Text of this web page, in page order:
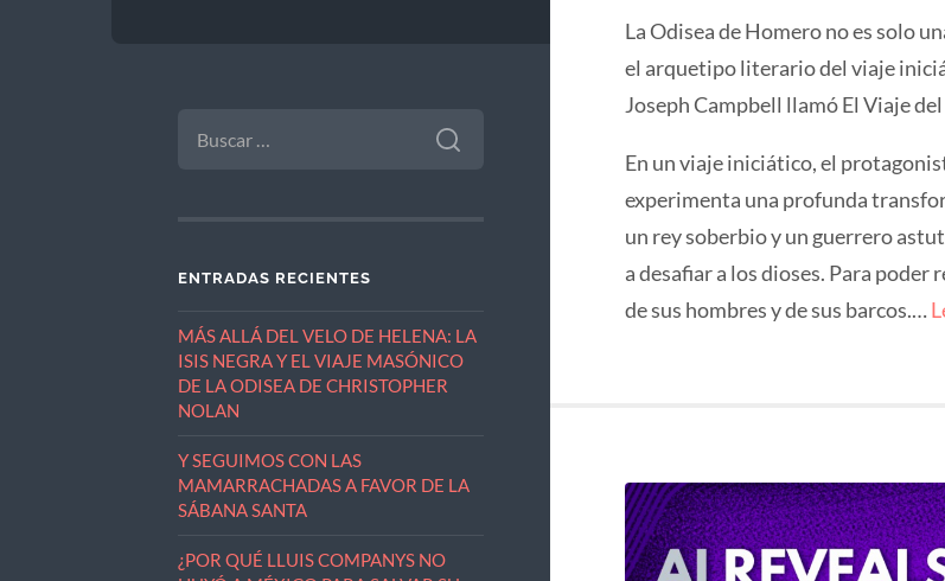
ENTRADAS RECIENTES
MÁS ALLÁ DEL VELO DE HELENA: LA
ISIS NEGRA Y EL VIAJE MASÓNICO
DE LA ODISEA DE CHRISTOPHER
NOLAN
Y SEGUIMOS CON LAS
MAMARRACHADAS A FAVOR DE LA
SÁBANA SANTA
¿POR QUÉ LLUIS COMPANYS NO
La Odisea de Homero no es solo
el arquetipo literario del viaje
Joseph Campbell llamó El Viaje
En un viaje iniciático, el
experimenta una profunda
un rey soberbio y un guerrero
a desafiar a los dioses. Para poder
de sus hombres y de sus barcos.…